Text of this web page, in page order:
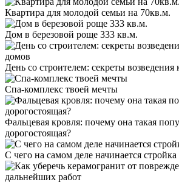
Квартира для молодой семьи на 70кв.м.
Дом в березовой роще 333 кв.м.
День со строителем: секреты возведения
Спа-комплекс твоей мечты
Фальцевая кровля: почему она такая
дорогостоящая?
С чего на самом деле начинается стройка